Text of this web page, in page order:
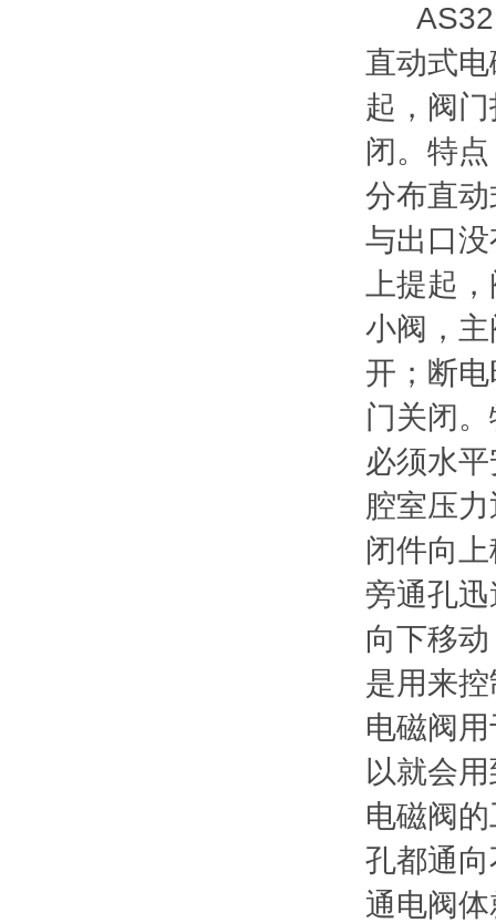
直动式
起，阀
闭。特
分布直
与出口
上提起
小阀，
开；断
门关闭
必须水
腔室压
闭件向
旁通孔
向下移
是用来
电磁阀
以就会
电磁阀
孔都通
通电阀